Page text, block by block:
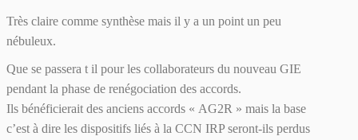
Très claire comme synthèse mais il y a un point un peu
nébuleux.
Que se passera t il pour les collaborateurs du nouveau GIE
pendant la phase de renégociation des accords.
Ils bénéficierait des anciens accords « AG2R » mais la base
c’est à dire les dispositifs liés à la CCN IRP seront-ils perdus